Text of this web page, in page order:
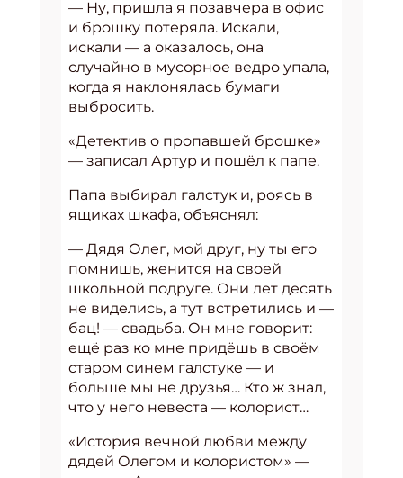
— Ну, пришла я позавчера в офис
и брошку потеряла. Искали,
искали — а оказалось, она
случайно в мусорное ведро упала,
когда я наклонялась бумаги
выбросить.
«Детектив о пропавшей брошке»
— записал Артур и пошёл к папе.
Папа выбирал галстук и, роясь в
ящиках шкафа, объяснял:
— Дядя Олег, мой друг, ну ты его
помнишь, женится на своей
школьной подруге. Они лет десять
не виделись, а тут встретились и —
бац! — свадьба. Он мне говорит:
ещё раз ко мне придёшь в своём
старом синем галстуке — и
больше мы не друзья… Кто ж знал,
что у него невеста — колорист…
«История вечной любви между
дядей Олегом и колористом» —